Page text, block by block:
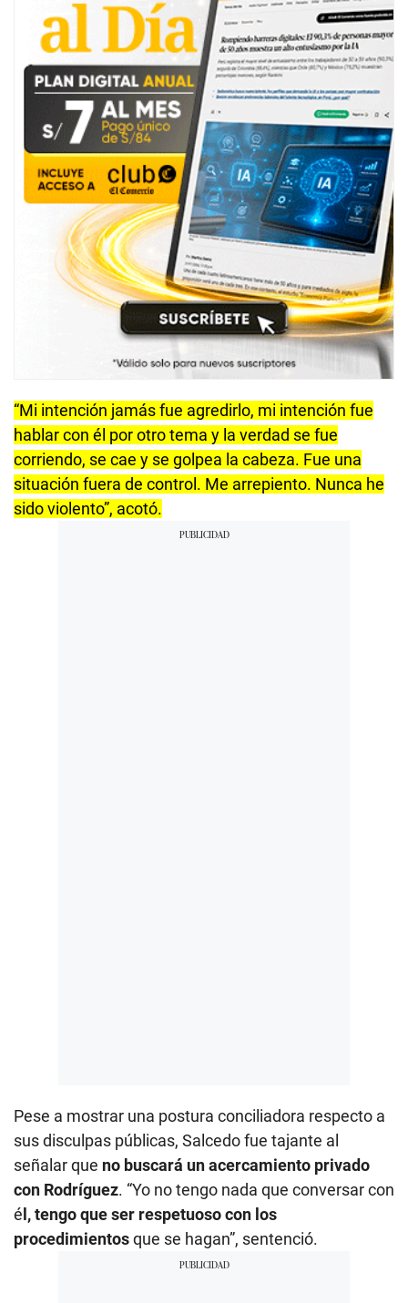
“Mi intención jamás fue agredirlo, mi intención fue
hablar con él por otro tema y la verdad se fue
corriendo, se cae y se golpea la cabeza. Fue una
situación fuera de control. Me arrepiento. Nunca he
sido violento”, acotó.
Pese a mostrar una postura conciliadora respecto a
sus disculpas públicas, Salcedo fue tajante al
señalar que no buscará un acercamiento privado
con Rodríguez. “Yo no tengo nada que conversar con
él, tengo que ser respetuoso con los
procedimientosque se hagan”, sentenció.